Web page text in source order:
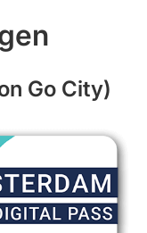
Go City)